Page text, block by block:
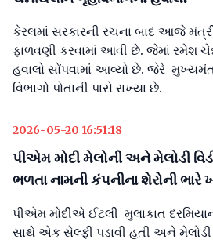
કેરલમાં સરકારની રચના બાદ આજે
ફાળવણી કરવામાં આવી છે. જેમાં રમેશ
હવાલો સોંપવામાં આવ્યો છે. જેરે
વિભાગો પોતાની પાસે રાખ્યા છે.
2026-05-20 16:51:18
પીએમ મોદી મેલોની અને મેલોડી
ભળતા નામની કંપનીના શેરોની ભારે
પીએમ મોદીએ ઈટલી મુલાકાત
સાથે એક સેલ્ફી પડાવી હતી અને મેલોડી